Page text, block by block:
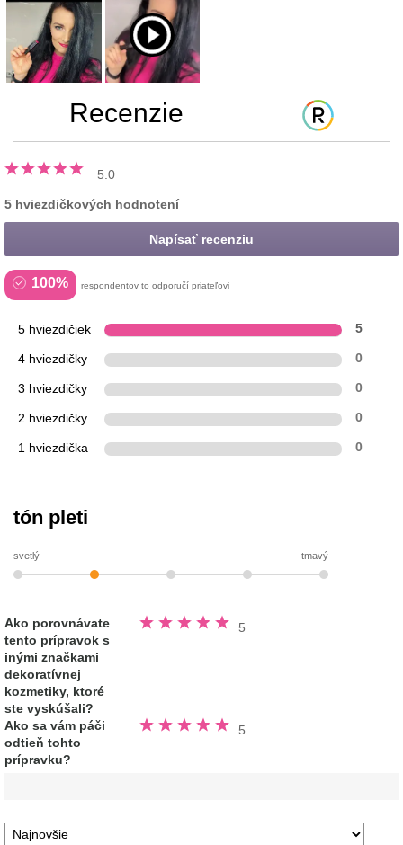
Recenzie
5.0
5 hviezdičkových hodnotení
Napísať recenziu
100% respondentov to odporučí priateľovi
5 hviezdičiek 5
4 hviezdičky 0
3 hviezdičky 0
2 hviezdičky 0
1 hviezdička 0
tón pleti
svetlý tmavý
Ako porovnávate
tento prípravok s
inými značkami
dekoratívnej
kozmetiky, ktoré
ste vyskúšali?
5
Hodnotené
5.0
Ako sa vám páči
odtieň tohto
prípravku?
5
Hodnotené
5.0